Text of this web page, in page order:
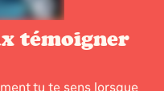
témoigner
tu te sens lorsque